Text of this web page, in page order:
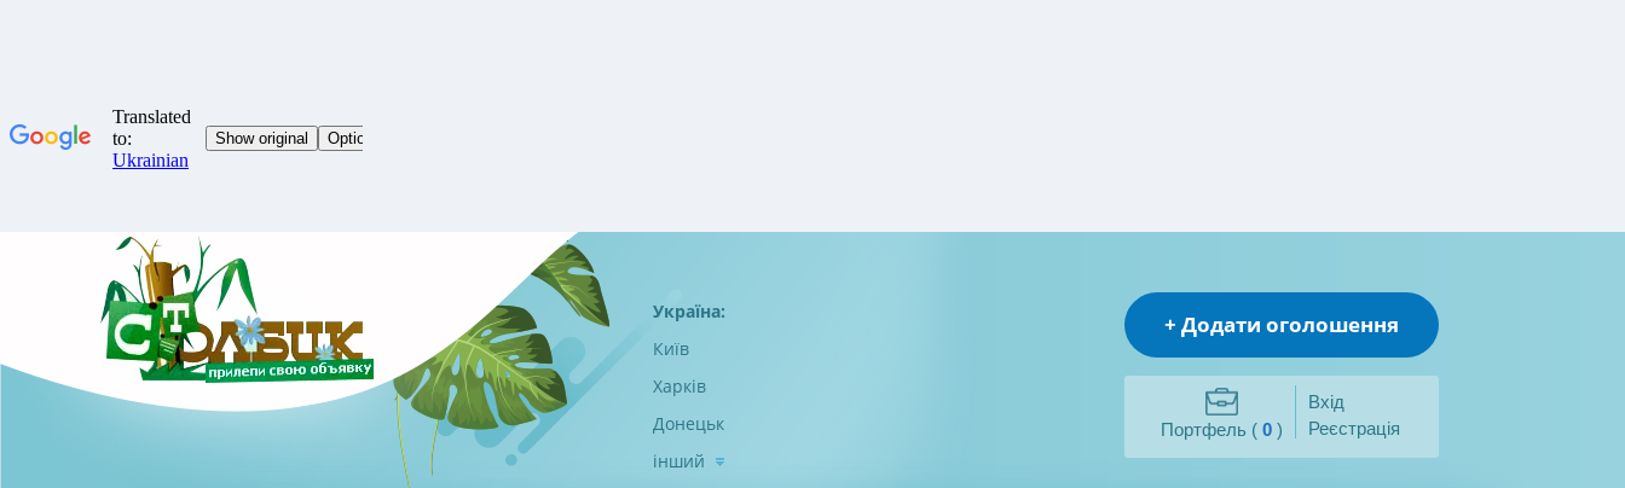
Україна:
Київ
Харків
Донецьк
інший
+ Додати оголошення
Портфель ( 0 )
Вхід
Реєстрація